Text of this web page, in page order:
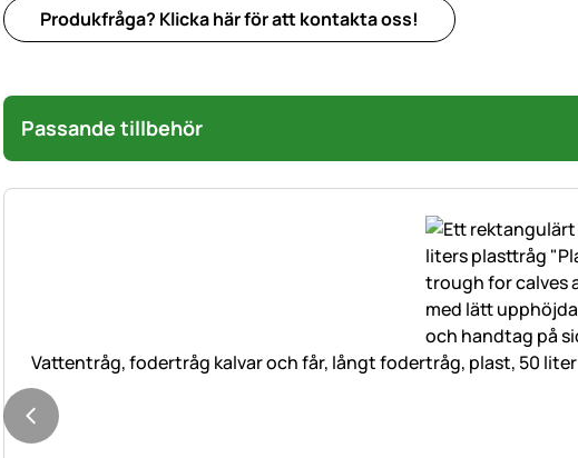
Produkfråga? Klicka här för att kontakta oss!
Passande tillbehör
Vattentråg, fodertråg kalvar och får, långt fodertråg, plast, 50 liter